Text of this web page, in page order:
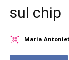
sul chip
Maria